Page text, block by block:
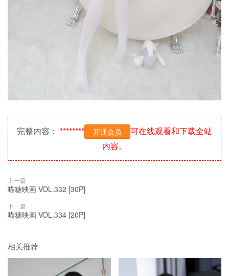
完整内容： ******** 开通会员
可在线观看和下载全站
内容。
上一篇
喵糖映画 VOL.332 [30P]
下一篇
喵糖映画 VOL.334 [20P]
相关推荐